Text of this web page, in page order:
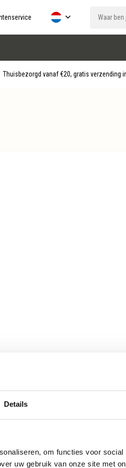
Details
om functies voor
uw gebruik van onze site met
Thuisbezorgd vanaf €20, gratis verzending
Meld